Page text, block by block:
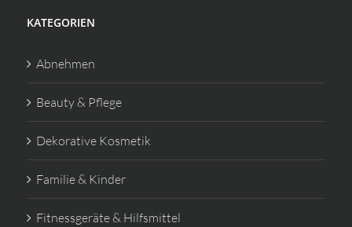
KATEGORIEN
Abnehmen
Beauty & Pflege
Dekorative Kosmetik
Familie & Kinder
Fitnessgeräte & Hilfsmittel